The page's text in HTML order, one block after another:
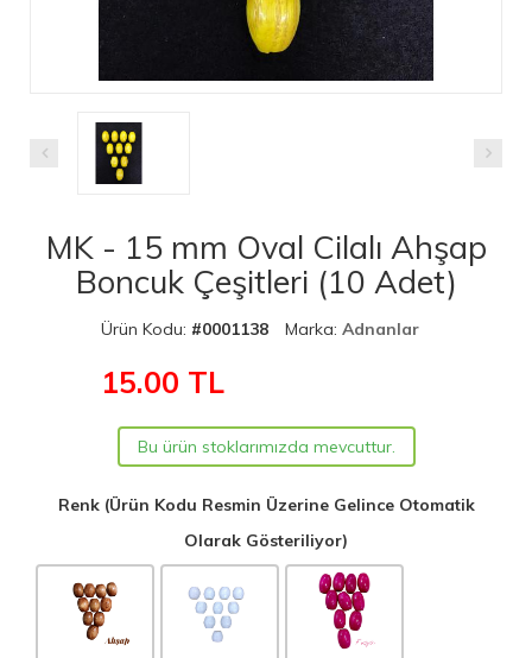
MK - 15 mm Oval Cilalı Ahşap
Boncuk Çeşitleri (10 Adet)
Ürün Kodu: #0001138 Marka: Adnanlar
15.00 TL
Bu ürün stoklarımızda mevcuttur.
Renk (Ürün Kodu Resmin Üzerine Gelince Otomatik
Olarak Gösteriliyor)